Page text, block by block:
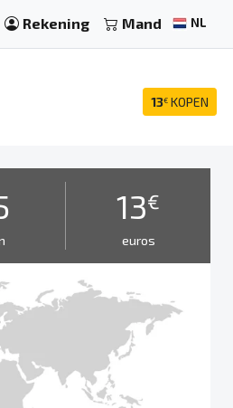
Rekening Mand NL
13€ KOPEN
13€
euros